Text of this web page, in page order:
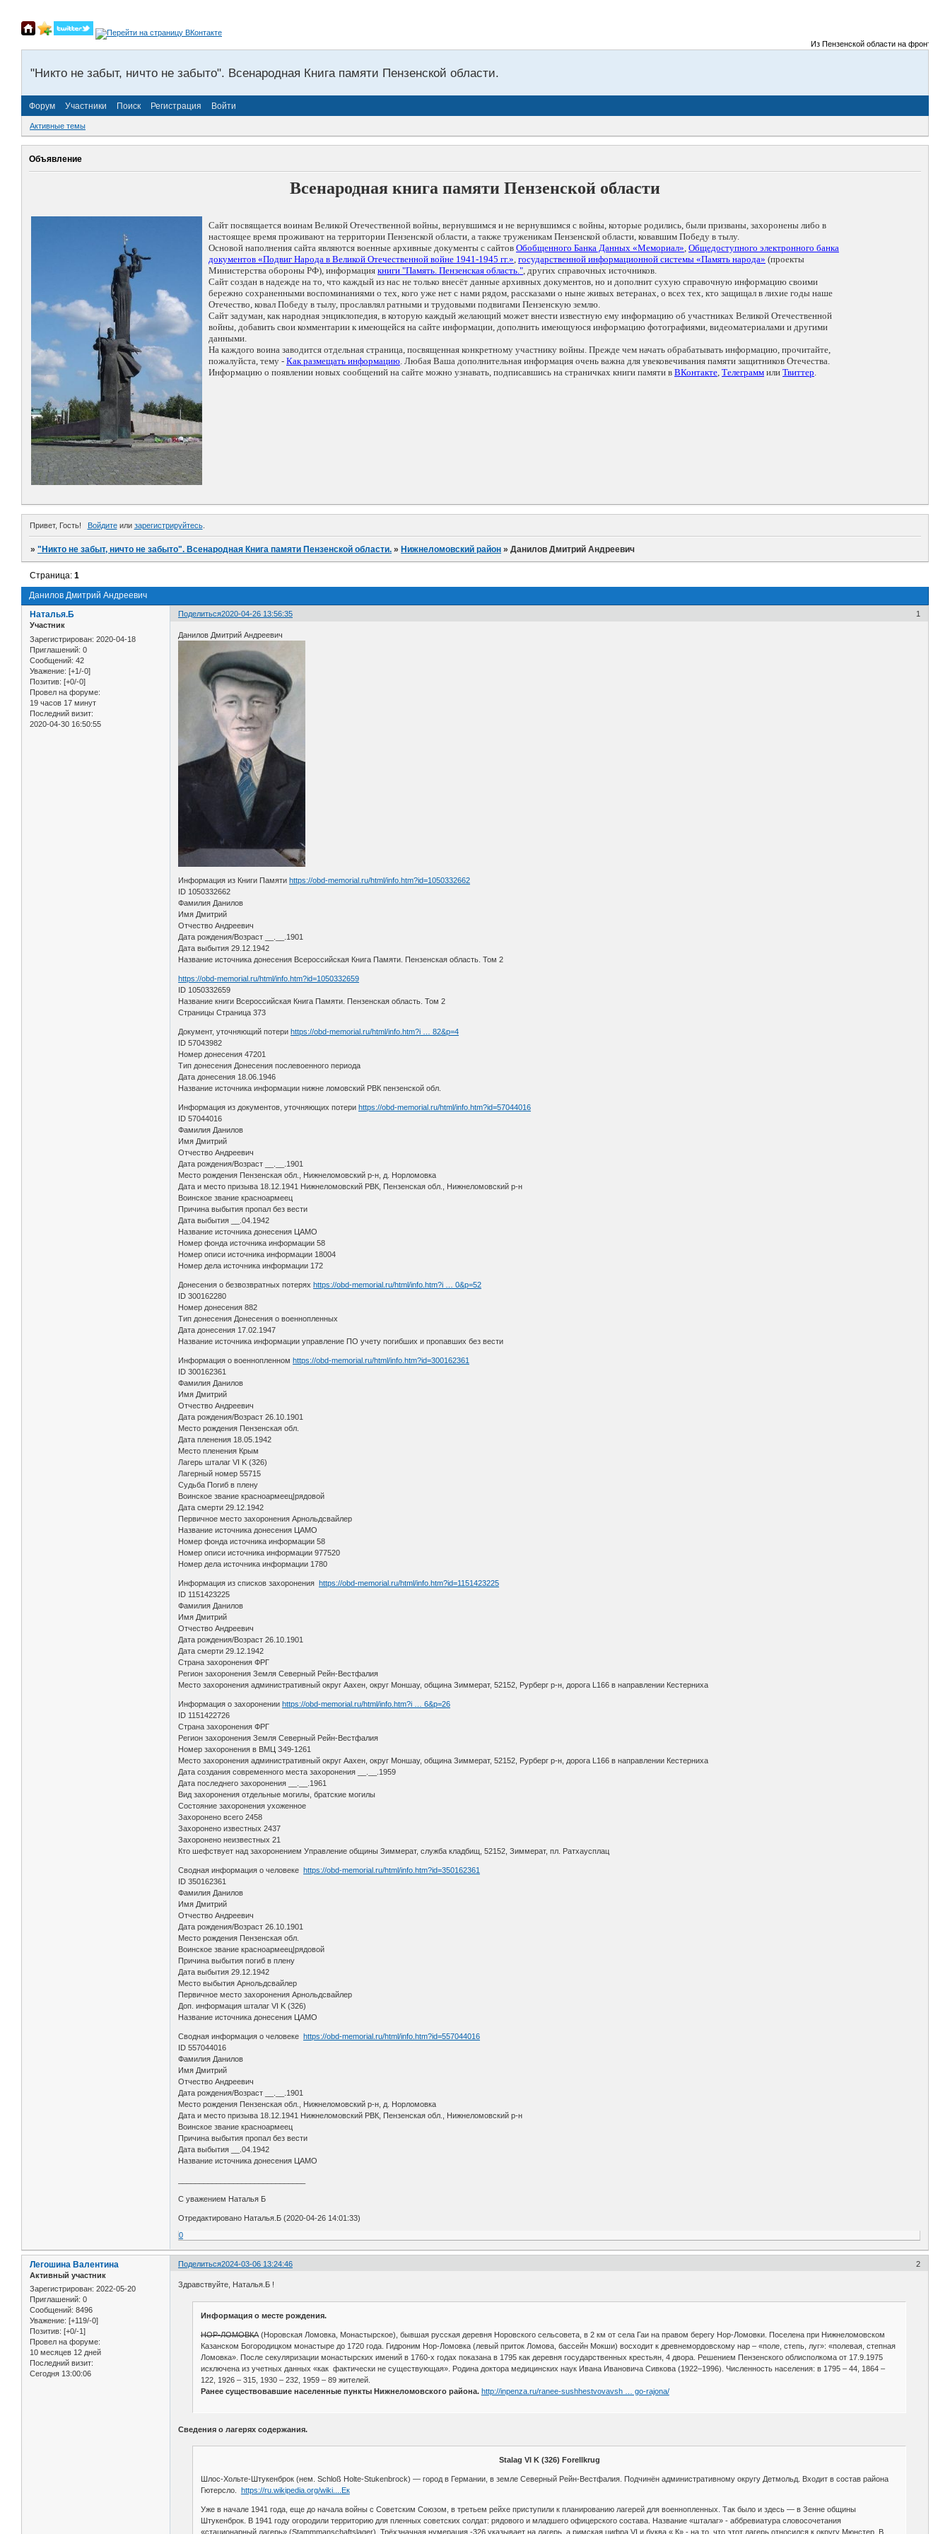
Из Пензенской области на фронты
"Никто не забыт, ничто не забыто". Всенародная Книга памяти Пензенской области.
Форум Участники Поиск Регистрация Войти
Активные темы
Объявление
Всенародная книга памяти Пензенской области
Сайт посвящается воинам Великой Отечественной войны, вернувшимся и не вернувшимся с войны, которые родились, были призваны, захоронены либо в
настоящее время проживают на территории Пензенской области, а также труженикам Пензенской области, ковавшим Победу в тылу.
Основой наполнения сайта являются военные архивные документы с сайтов Обобщенного Банка Данных «Мемориал», Общедоступного электронного банка
документов «Подвиг Народа в Великой Отечественной войне 1941-1945 гг.», государственной информационной системы «Память народа» (проекты
Министерства обороны РФ), информация книги "Память. Пензенская область.", других справочных источников.
Сайт создан в надежде на то, что каждый из нас не только внесёт данные архивных документов, но и дополнит сухую справочную информацию своими
бережно сохраненными воспоминаниями о тех, кого уже нет с нами рядом, рассказами о ныне живых ветеранах, о всех тех, кто защищал в лихие годы наше
Отечество, ковал Победу в тылу, прославлял ратными и трудовыми подвигами Пензенскую землю.
Сайт задуман, как народная энциклопедия, в которую каждый желающий может внести известную ему информацию об участниках Великой Отечественной
войны, добавить свои комментарии к имеющейся на сайте информации, дополнить имеющуюся информацию фотографиями, видеоматериалами и другими
данными.
На каждого воина заводится отдельная страница, посвященная конкретному участнику войны. Прежде чем начать обрабатывать информацию, прочитайте,
пожалуйста, тему - Как размещать информацию. Любая Ваша дополнительная информация очень важна для увековечивания памяти защитников Отечества.
Информацию о появлении новых сообщений на сайте можно узнавать, подписавшись на страничках книги памяти в ВКонтакте, Телеграмм или Твиттер.
Привет, Гость! Войдитеили зарегистрируйтесь.
»"Никто не забыт, ничто не забыто". Всенародная Книга памяти Пензенской области. » Нижнеломовский район »Данилов Дмитрий Андреевич
Данилов Дмитрий Андреевич
Страница:1
Поделиться 1
2020-04-26 13:56:35
Наталья.Б
Участник
Зарегистрирован: 2020-04-18
Приглашений: 0
Сообщений: 42
Уважение: [+1/-0]
Позитив: [+0/-0]
Провел на форуме:
19 часов 17 минут
Последний визит:
2020-04-30 16:50:55
Данилов Дмитрий Андреевич
Информация из Книги Памятиhttps://obd-memorial.ru/html/info.htm?id=1050332662
ID 1050332662
Фамилия Данилов
Имя Дмитрий
Отчество Андреевич
Дата рождения/Возраст __.__.1901
Дата выбытия 29.12.1942
Название источника донесения Всероссийская Книга Памяти. Пензенская область. Том 2
https://obd-memorial.ru/html/info.htm?id=1050332659
ID 1050332659
Название книги Всероссийская Книга Памяти. Пензенская область. Том 2
Страницы Страница 373
Документ, уточняющий потериhttps://obd-memorial.ru/html/info.htm?i … 82&p=4
ID 57043982
Номер донесения 47201
Тип донесения Донесения послевоенного периода
Дата донесения 18.06.1946
Название источника информации нижне ломовский РВК пензенской обл.
Информация из документов, уточняющих потериhttps://obd-memorial.ru/html/info.htm?id=57044016
ID 57044016
Фамилия Данилов
Имя Дмитрий
Отчество Андреевич
Дата рождения/Возраст __.__.1901
Место рождения Пензенская обл., Нижнеломовский р-н, д. Норломовка
Дата и место призыва 18.12.1941 Нижнеломовский РВК, Пензенская обл., Нижнеломовский р-н
Воинское звание красноармеец
Причина выбытия пропал без вести
Дата выбытия __.04.1942
Название источника донесения ЦАМО
Номер фонда источника информации 58
Номер описи источника информации 18004
Номер дела источника информации 172
Донесения о безвозвратных потеряхhttps://obd-memorial.ru/html/info.htm?i … 0&p=52
ID 300162280
Номер донесения 882
Тип донесения Донесения о военнопленных
Дата донесения 17.02.1947
Название источника информации управление ПО учету погибших и пропавших без вести
Информация о военнопленномhttps://obd-memorial.ru/html/info.htm?id=300162361
ID 300162361
Фамилия Данилов
Имя Дмитрий
Отчество Андреевич
Дата рождения/Возраст 26.10.1901
Место рождения Пензенская обл.
Дата пленения 18.05.1942
Место пленения Крым
Лагерь шталаг VI K (326)
Лагерный номер 55715
Судьба Погиб в плену
Воинское звание красноармеец|рядовой
Дата смерти 29.12.1942
Первичное место захоронения Арнольдсвайлер
Название источника донесения ЦАМО
Номер фонда источника информации 58
Номер описи источника информации 977520
Номер дела источника информации 1780
Информация из списков захороненияhttps://obd-memorial.ru/html/info.htm?id=1151423225
ID 1151423225
Фамилия Данилов
Имя Дмитрий
Отчество Андреевич
Дата рождения/Возраст 26.10.1901
Дата смерти 29.12.1942
Страна захоронения ФРГ
Регион захоронения Земля Северный Рейн-Вестфалия
Место захоронения административный округ Аахен, округ Моншау, община Зиммерат, 52152, Рурберг р-н, дорога L166 в направлении Кестерниха
Информация о захороненииhttps://obd-memorial.ru/html/info.htm?i … 6&p=26
ID 1151422726
Страна захоронения ФРГ
Регион захоронения Земля Северный Рейн-Вестфалия
Номер захоронения в ВМЦ З49-1261
Место захоронения административный округ Аахен, округ Моншау, община Зиммерат, 52152, Рурберг р-н, дорога L166 в направлении Кестерниха
Дата создания современного места захоронения __.__.1959
Дата последнего захоронения __.__.1961
Вид захоронения отдельные могилы, братские могилы
Состояние захоронения ухоженное
Захоронено всего 2458
Захоронено известных 2437
Захоронено неизвестных 21
Кто шефствует над захоронением Управление общины Зиммерат, служба кладбищ, 52152, Зиммерат, пл. Ратхаусплац
Сводная информация о человекеhttps://obd-memorial.ru/html/info.htm?id=350162361
ID 350162361
Фамилия Данилов
Имя Дмитрий
Отчество Андреевич
Дата рождения/Возраст 26.10.1901
Место рождения Пензенская обл.
Воинское звание красноармеец|рядовой
Причина выбытия погиб в плену
Дата выбытия 29.12.1942
Место выбытия Арнольдсвайлер
Первичное место захоронения Арнольдсвайлер
Доп. информация шталаг VI K (326)
Название источника донесения ЦАМО
Сводная информация о человекеhttps://obd-memorial.ru/html/info.htm?id=557044016
ID 557044016
Фамилия Данилов
Имя Дмитрий
Отчество Андреевич
Дата рождения/Возраст __.__.1901
Место рождения Пензенская обл., Нижнеломовский р-н, д. Норломовка
Дата и место призыва 18.12.1941 Нижнеломовский РВК, Пензенская обл., Нижнеломовский р-н
Воинское звание красноармеец
Причина выбытия пропал без вести
Дата выбытия __.04.1942
Название источника донесения ЦАМО
С уважением Наталья Б
Отредактировано Наталья.Б (2020-04-26 14:01:33)
0
Поделиться 2
2024-03-06 13:24:46
Легошина Валентина
Активный участник
Зарегистрирован: 2022-05-20
Приглашений: 0
Сообщений: 8496
Уважение: [+119/-0]
Позитив: [+0/-1]
Провел на форуме:
10 месяцев 12 дней
Последний визит:
Сегодня 13:00:06
Здравствуйте, Наталья.Б !
Информация о месте рождения.
НОР-ЛОМОВКА(Норовская Ломовка, Монастырское), бывшая русская деревня Норовского сельсовета, в 2 км от села Гаи на правом берегу Нор-Ломовки. Поселена при Нижнеломовском
Казанском Богородицком монастыре до 1720 года. Гидроним Нор-Ломовка (левый приток Ломова, бассейн Мокши) восходит к древнемордовскому нар – «поле, степь, луг»: «полевая, степная
Ломовка». После секуляризации монастырских имений в 1760-х годах показана в 1795 как деревня государственных крестьян, 4 двора. Решением Пензенского облисполкома от 17.9.1975
исключена из учетных данных «как фактически не существующая». Родина доктора медицинских наук Ивана Ивановича Сивкова (1922–1996). Численность населения: в 1795 – 44, 1864 –
122, 1926 – 315, 1930 – 232, 1959 – 89 жителей.
Ранее существовавшие населенные пункты Нижнеломовского района. http://inpenza.ru/ranee-sushhestvovavsh … go-rajona/
Сведения о лагерях содержания.
Stalag VI K (326) Forellkrug
Шлос-Хольте-Штукенброк (нем. Schloß Holte-Stukenbrock) — город в Германии, в земле Северный Рейн-Вестфалия. Подчинён административному округу Детмольд. Входит в состав района
Гютерсло. https://ru.wikipedia.org/wiki....Eк
Уже в начале 1941 года, еще до начала войны с Советским Союзом, в третьем рейхе приступили к планированию лагерей для военнопленных. Так было и здесь — в Зенне общины
Штукенброк. В 1941 году огородили территорию для пленных советских солдат: рядового и младшего офицерского состава. Название «шталаг» - аббревиатура словосочетания
«стационарный лагерь» (Stammmanschaftslager). Трёхзначная нумерация -326 указывает на лагерь, а римская цифра VI и буква « К» - на то, что этот лагерь относился к округу Мюнстер. В